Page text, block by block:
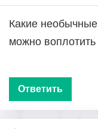
Какие
можно
Ответить